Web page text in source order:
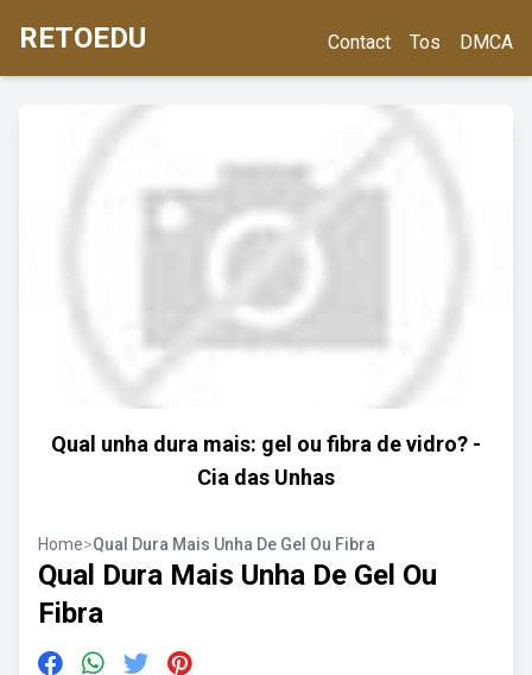
RETOEDU Contact Tos DMCA
Qual unha dura mais: gel ou fibra de vidro? -
Cia das Unhas
Home>Qual Dura Mais Unha De Gel Ou Fibra
Qual Dura Mais Unha De Gel Ou
Fibra